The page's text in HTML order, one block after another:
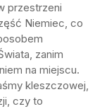
przestrzeni
Niemiec, co
zanim
na miejscu.
kleszczowej,
czy to